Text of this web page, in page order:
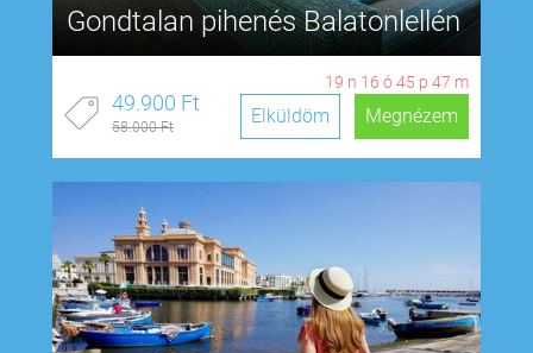
Gondtalan pihenés Balatonlellén
19 n 16 ó45 p 46 m
49.900 Ft
58.000 Ft Megnézem
Elküldöm